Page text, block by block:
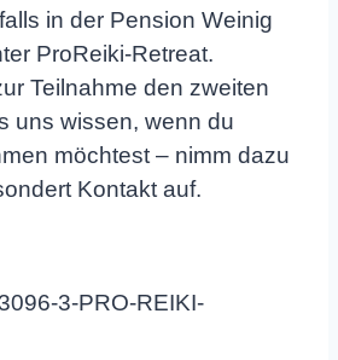
in der Pension Weinig
ProReiki-Retreat.
Teilnahme den zweiten
uns wissen, wenn du
möchtest – nimm dazu
Kontakt auf.
3-PRO-REIKI-